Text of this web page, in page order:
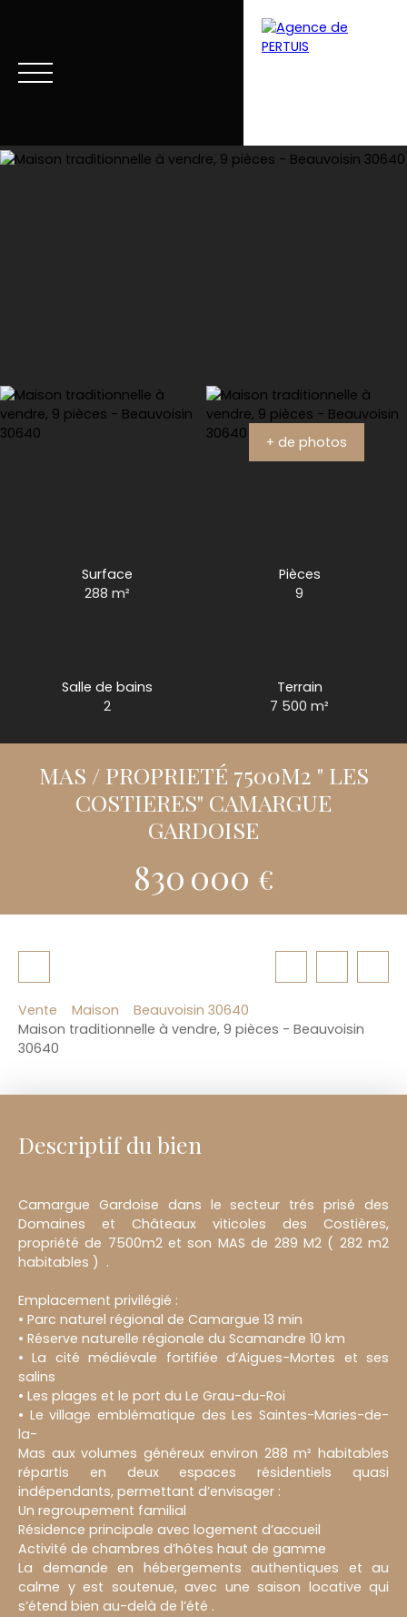
+ de photos
Surface
288m²
Pièces
9
Salle de bains
2
Terrain
7 500m²
MAS / PROPRIETÉ 7500M2 " LES
COSTIERES" CAMARGUE
GARDOISE
830 000 €
Vente Maison
Beauvoisin 30640
Maison traditionnelle à vendre, 9 pièces - Beauvoisin
30640
Descriptif du bien
Camargue Gardoise dans le secteur trés prisé des
Domaines et Châteaux viticoles des Costières,
propriété de 7500m2 et son MAS de 289 M2 ( 282 m2
habitables ) .
Emplacement privilégié :
• Parc naturel régional de Camargue 13 min
• Réserve naturelle régionale du Scamandre 10 km
• La cité médiévale fortifiée d’Aigues-Mortes et ses
salins
• Les plages et le port du Le Grau-du-Roi
• Le village emblématique des Les Saintes-Maries-de-
la-
Mas aux volumes généreux environ 288 m² habitables
répartis en deux espaces résidentiels quasi
indépendants, permettant d’envisager :
Un regroupement familial
Résidence principale avec logement d’accueil
Activité de chambres d’hôtes haut de gamme
La demande en hébergements authentiques et au
calme y est soutenue, avec une saison locative qui
s’étend bien au-delà de l’été .